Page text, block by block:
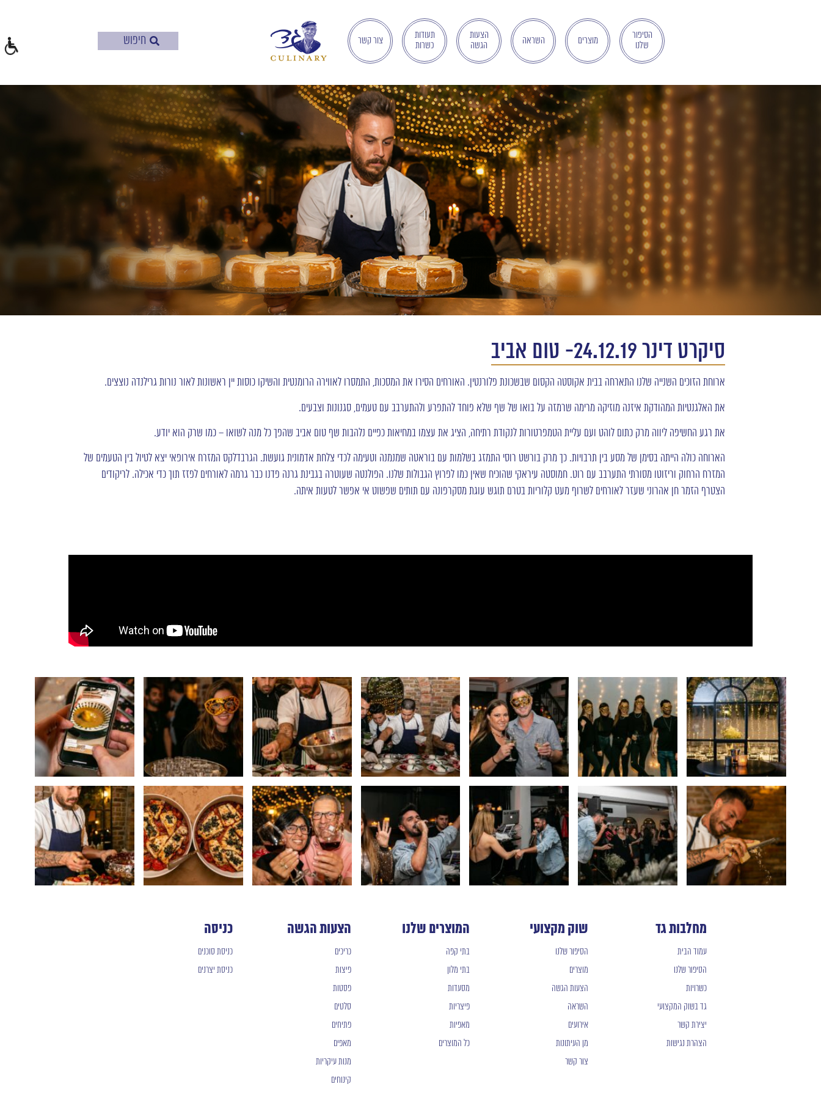
הסיפור
שלנו
מוצרים השראה
הצעות
הגשה
תעודות
כשרות
צור קשר
סיקרט דינר 24.12.19- טום אביב
ארוחת הזוכים השנייה שלנו התארחה בבית אקוסטה הקסום שבשכונת פלורנטין. האורחים הסירו את המסכות, התמסרו לאווירה הרומנטית והשיקו כוסות יין ראשונות לאור נורות גרילנדה נוצצים.
את האלגנטיות המהודקת איזנה מוזיקה מרימה שרמזה על בואו של שף שלא פוחד להתפרע ולהתערבב עם טעמים, סגנונות וצבעים.
את רגע החשיפה ליווה מרק כתום לוהט ועם עליית הטמפרטורות לנקודת רתיחה, הציג את עצמו במחיאות כפיים נלהבות שף טום אביב שהפך כל מנה לשואו – כמו שרק הוא יודע.
הארוחה כולה הייתה בסימן של מסע בין תרבויות. כך מרק בורשט רוסי התמזג בשלמות עם בוראטה שמנמנה וטעימה לכדי צלחת אדמונית גועשת. הגרבדלקס המזרח אירופאי יצא לטיול בין הטעמים של
המזרח הרחוק וריזוטו מסורתי התערבב עם רוט. חמוסטה עיראקי שהוכיח שאין כמו לפרוץ הגבולות שלנו. הפולנטה שעוטרה בגבינת גרנה פדנו כבר גרמה לאורחים לפזז תוך כדי אכילה. לריקודים
הצטרף הזמר חן אהרוני שעזר לאורחים לשרוף מעט קלוריות בטרם תוגש עוגת מסקרפונה עם תותים שפשוט אי אפשר לטעות איתה.
מחלבות גד
עמוד הבית
הסיפור שלנו
כשרויות
גד בשוק המקצועי
יצירת קשר
הצהרת נגישות
שוק מקצועי
הסיפור שלנו
מוצרים
הצעות הגשה
השראה
אירועים
מן העיתונות
צור קשר
המוצרים שלנו
בתי קפה
בתי מלון
מסעדות
פיצריות
מאפיות
כל המוצרים
הצעות הגשה
כריכים
פיצות
פסטות
סלטים
פתיחים
מאפים
מנות עיקריות
קינוחים
כניסה
כניסת סוכנים
כניסת יצרנים